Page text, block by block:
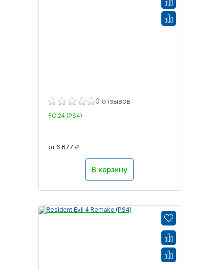
0 отзывов
FC 24 (PS4)
от 6 677 ₽
В корзину